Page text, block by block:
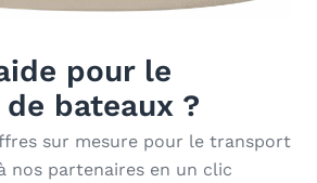
pour le
bateaux ?
sur mesure pour le transport
nos partenaires en un clic